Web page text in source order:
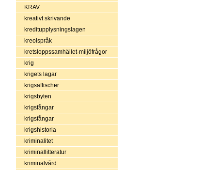
KRAV
kreativt skrivande
kreditupplysningslagen
kreolspråk
kretsloppssamhället-miljöfrågor
krig
krigets lagar
krigsaffischer
krigsbyten
krigsfångar
krigsfångar
krigshistoria
kriminalitet
kriminallitteratur
kriminalvård